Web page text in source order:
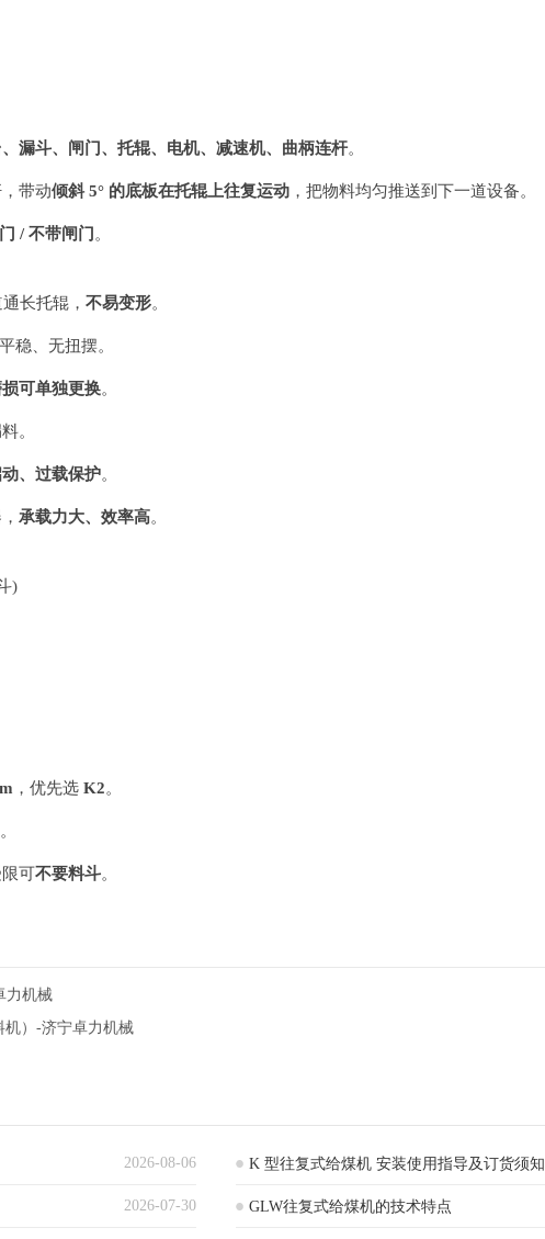
漏斗、闸门、托辊、电机、减速机、曲柄连杆。
带动倾斜 5° 的底板在托辊上往复运动 ，把物料均匀推送到下一道设备。
/ 不带闸门 。
长托辊， 不易变形。
稳、无扭摆。
损可单独更换。
。
、过载保护。
承载力大、效率高。
)
，优先选 K2。
可不要料斗。
力机械
机）-济宁卓力机械
2026-08-06 K 型往复式给煤机 安装使用指导及订货须知
2026-07-30 GLW往复式给煤机的技术特点‌